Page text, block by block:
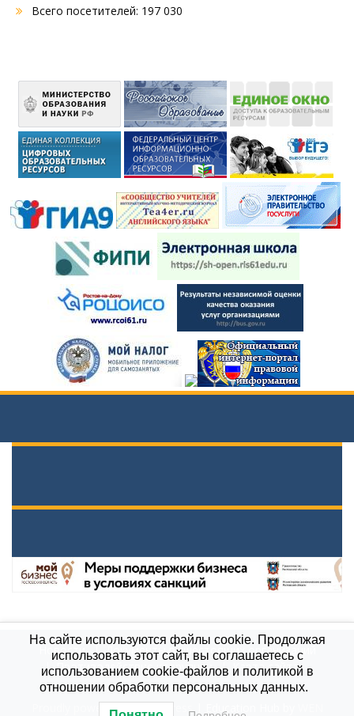
Всего посетителей: 197 030
Новости
Документы вышестоящих организаций
Противодействие коррупции
Карта сайта
МБОУ \"Гимназия им. А.П.Чехова\", 2021
Proudly powered by WordPress
На сайте используются файлы cookie. Продолжая
использовать этот сайт, вы соглашаетесь с
использованием cookie-файлов и политикой в
отношении обработки персональных данных.